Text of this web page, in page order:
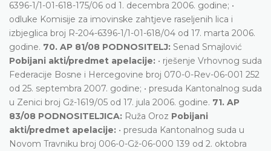
6396-1/1-01-618-175/06 od 1. decembra 2006. godine; •
odluke Komisije za imovinske zahtjeve raseljenih lica i
izbjeglica broj R-204-6396-1/1-01-618/04 od 17. marta 2006.
godine. 70. AP 81/08 PODNOSITELJ: Senad Smajlović
Pobijani akti/predmet apelacije: • rješenje Vrhovnog suda
Federacije Bosne i Hercegovine broj 070-0-Rev-06-001 252
od 25. septembra 2007. godine; • presuda Kantonalnog suda
u Zenici broj Gž-1619/05 od 17. jula 2006. godine. 71. AP
83/08 PODNOSITELJICA: Ruža Oroz Pobijani
akti/predmet apelacije: • presuda Kantonalnog suda u
Novom Travniku broj 006-0-Gž-06-000 139 od 2. oktobra